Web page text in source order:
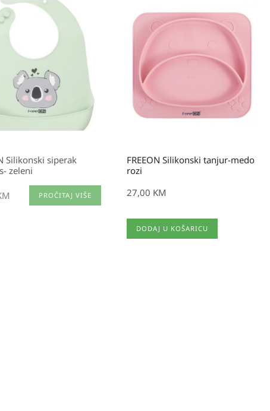
Silikonski siperak
zeleni
PROČITAJ VIŠE
FREEON Silikonski tanjur-medo
rozi
27,00 KM
DODAJ U KOŠARICU